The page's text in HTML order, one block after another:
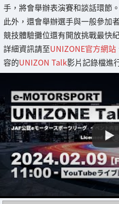
手，將會舉辦表演賽和談話環節。
此外，還會舉辦選手與一般參加
競技體驗攤位還有開放挑戰最快
詳細資訊請至UNIZONE官方網站
容的UNIZON Talk影片記錄檔進